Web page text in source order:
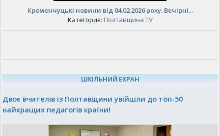
Кременчуцькі новини від 04.02.2026 року. Вечірні...
Категория: Полтавщина TV
ШКІЛЬНИЙ ЕКРАН
Двоє вчителів із Полтавщини увійшли до топ-50
найкращих педагогів країни!